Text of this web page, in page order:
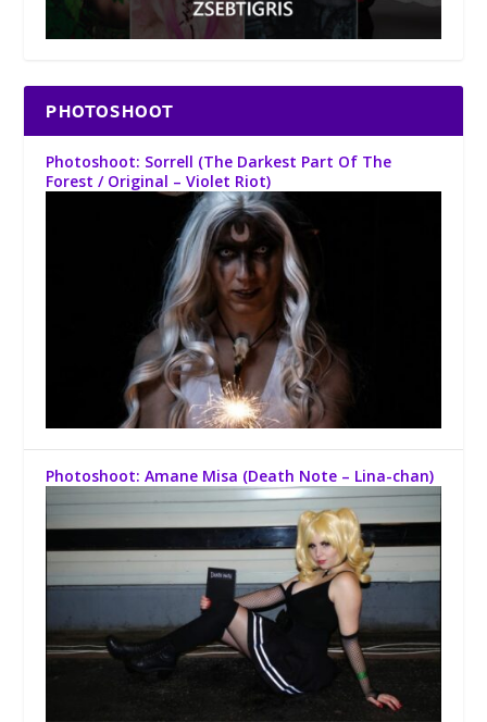
PHOTOSHOOT
Photoshoot: Sorrell (The Darkest Part Of The
Forest / Original – Violet Riot)
Photoshoot: Amane Misa (Death Note – Lina-chan)